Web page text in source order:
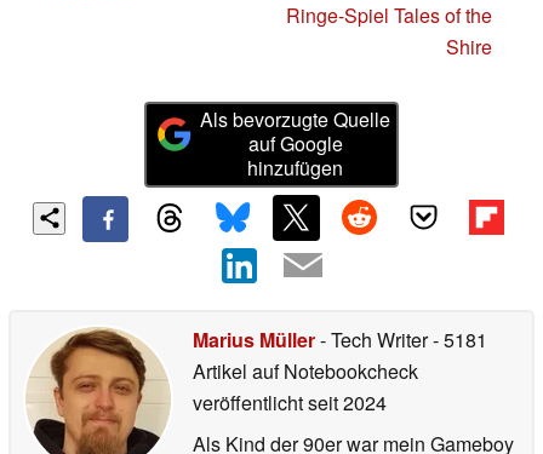
Ringe-Spiel Tales of the
Shire
Als bevorzugte Quelle
auf Google
hinzufügen
Marius Müller- Tech Writer- 5181
Artikel auf Notebookcheck
veröffentlichtseit 2024
Als Kind der 90er war mein Gameboy